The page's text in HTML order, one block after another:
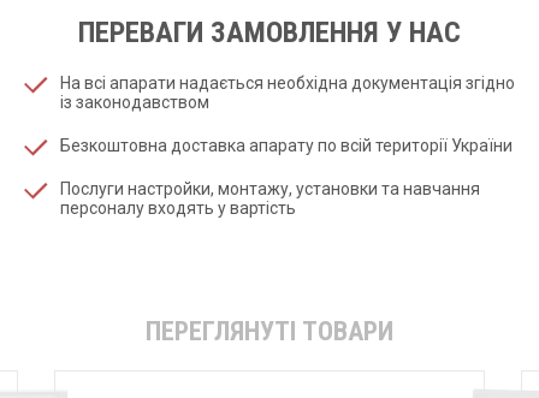
ПЕРЕВАГИ ЗАМОВЛЕННЯ У НАС
На всі апарати надається необхідна документація згідно
із законодавством
Безкоштовна доставка апарату по всій території України
Послуги настройки, монтажу, установки та навчання
персоналу входять у вартість
ПЕРЕГЛЯНУТІ ТОВАРИ